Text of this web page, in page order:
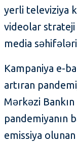
yerli televiziya
videolar strateji
media
Kampaniya e-
artıran
Mərkəzi
pandemiyanın
emissiya